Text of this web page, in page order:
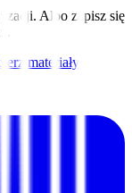
Albo zapisz się
materiały